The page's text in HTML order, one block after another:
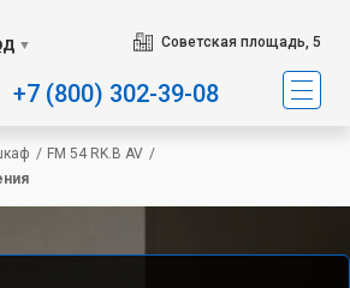
▼ Советская площадь, 5
+7 (800) 302-39-08
/ FM 54 RK.B AV /